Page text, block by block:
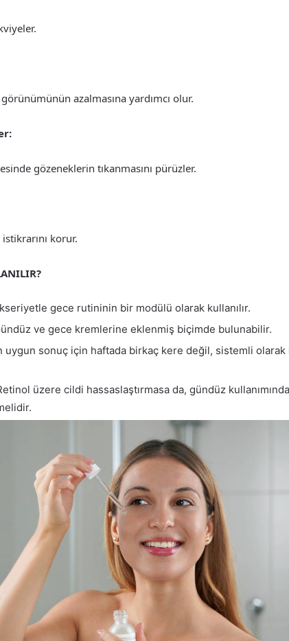
azalmasına yardımcı olur.
gözeneklerin tıkanmasını pürüzler.
korur.
gece rutininin bir modülü olarak kullanılır.
ve gece kremlerine eklenmiş biçimde bulunabilir.
uygun sonuç için haftada birkaç kere değil, sistemli olarak
üzere cildi hassaslaştırmasa da, gündüz